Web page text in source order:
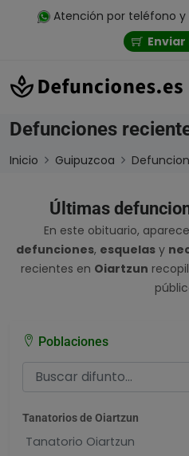
Atención por teléfono y
Enviar
Defunciones
Inicio Guipuzcoa
Últimas
En este obituario,
defunciones, esquelas y
recientes en Oiartzun
Poblaciones
Tanatorios de Oiartzun
Tanatorio Oiartzun